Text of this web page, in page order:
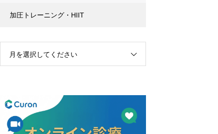
加圧トレーニング・HIIT
月を選択してください